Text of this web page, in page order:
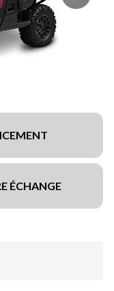
ÉCHANGE